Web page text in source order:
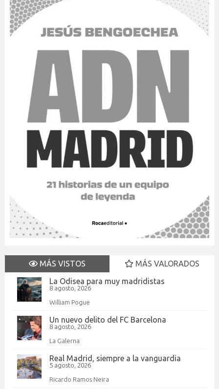
MÁS VISTOS
MÁS VALORADOS
La Odisea para muy madridistas
8 agosto, 2026
William Pogue
Un nuevo delito del FC Barcelona
8 agosto, 2026
La Galerna
Real Madrid, siempre a la vanguardia
5 agosto, 2026
Ricardo Ramos Neira